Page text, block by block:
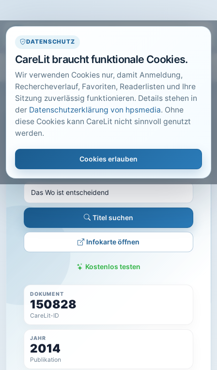
DATENSCHUTZ
CareLit braucht funktionale Cookies.
Wir verwenden Cookies nur, damit Anmeldung,
Rechercheverlauf, Favoriten, Readerlisten und Ihre
Sitzung zuverlässig funktionieren. Details stehen in
der Datenschutzerklärung von hpsmedia. Ohne
diese Cookies kann CareLit nicht sinnvoll genutzt
werden.
Cookies erlauben
CARELIT FACHARTIKEL
Das Wo ist entscheidend
Greinus, T.; · KU GESUNDHEITSMANAGEMENT,
Kulmbach · 2014 · Heft 6 · S. 46 bis 48
Titel suchen
Infokarte öffnen
Kostenlos testen
DOKUMENT
150828
CareLit-ID
JAHR
2014
Publikation